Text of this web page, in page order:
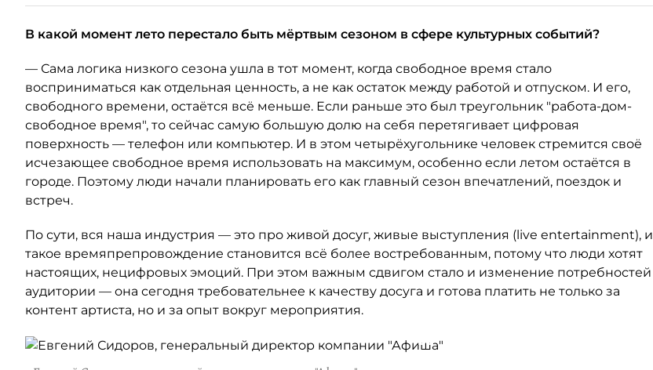
В какой момент лето перестало быть мёртвым сезоном в сфере культурных событий?
— Сама логика низкого сезона ушла в тот момент, когда свободное время стало
восприниматься как отдельная ценность, а не как остаток между работой и отпуском. И его,
свободного времени, остаётся всё меньше. Если раньше это был треугольник "работа-дом-
свободное время", то сейчас самую большую долю на себя перетягивает цифровая
поверхность — телефон или компьютер. И в этом четырёхугольнике человек стремится своё
исчезающее свободное время использовать на максимум, особенно если летом остаётся в
городе. Поэтому люди начали планировать его как главный сезон впечатлений, поездок и
встреч.
По сути, вся наша индустрия — это про живой досуг, живые выступления (live entertainment), и
такое времяпрепровождение становится всё более востребованным, потому что люди хотят
настоящих, нецифровых эмоций. При этом важным сдвигом стало и изменение потребностей
аудитории — она сегодня требовательнее к качеству досуга и готова платить не только за
контент артиста, но и за опыт вокруг мероприятия.